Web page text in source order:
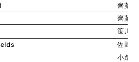
齊藤
齊藤
笹川
佐野
小路